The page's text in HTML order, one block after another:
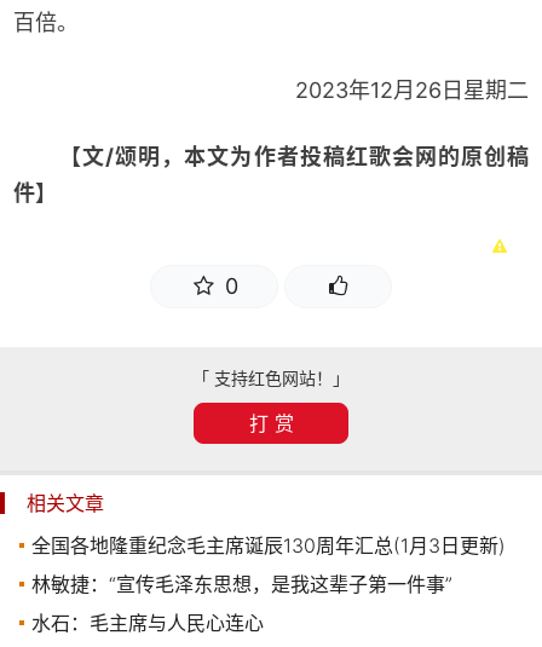
百倍。
2023年12月26日星期二
【文/颂明，本文为作者投稿红歌会网的原创稿
件】
0
「 支持红色网站！」
打 赏
相关文章
全国各地隆重纪念毛主席诞辰130周年汇总(1月3日更新)
林敏捷：“宣传毛泽东思想，是我这辈子第一件事”
水石：毛主席与人民心连心